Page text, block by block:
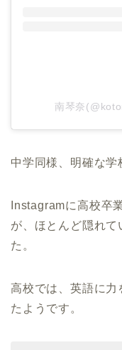
南琴奈
中学同様、明確な学
Instagramに高校卒
が、ほとんど隠れ
た。
高校では、英語に力
たようです。